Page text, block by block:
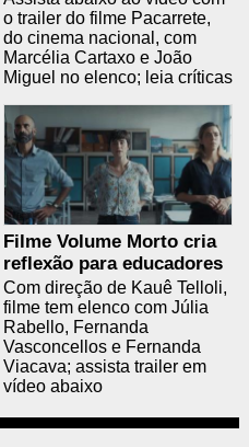
o trailer do filme Pacarrete,
do cinema nacional, com
Marcélia Cartaxo e João
Miguel no elenco; leia críticas
Filme Volume Morto cria
reflexão para educadores
Com direção de Kauê Telloli,
filme tem elenco com Júlia
Rabello, Fernanda
Vasconcellos e Fernanda
Viacava; assista trailer em
vídeo abaixo